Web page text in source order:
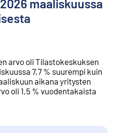
maaliskuussa
arvo oli Tilastokeskuksen
7,7 % suurempi kuin
aikana yritysten
oli 1,5 % vuodentakaista